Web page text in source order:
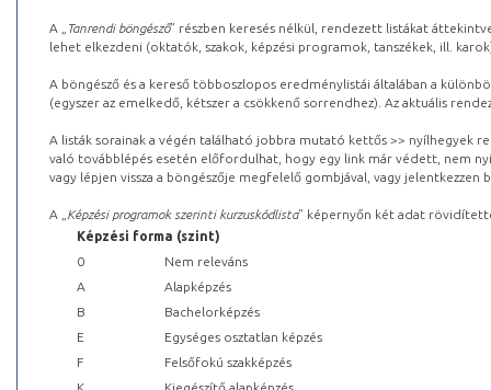
A „ Tanrendi böngésző” részben keresés nélkül, rendezett listákat
lehet elkezdeni (oktatók, szakok, képzési programok, tanszékek, ill.
A böngésző és a kereső többoszlopos eredménylistái általában a
(egyszer az emelkedő, kétszer a csökkenő sorrendhez). Az aktuális
A listák sorainak a végén található jobbra mutató kettős >> nyílhegyek
való továbblépés esetén előfordulhat, hogy egy link már védett, nem
vagy lépjen vissza a böngészője megfelelő gombjával, vagy
A „ Képzési programok szerinti kurzuskódlista” képernyőn két adat
Képzési forma (szint)
0
Nem releváns
A
Alapképzés
B
Bachelorképzés
E
Egységes osztatlan képzés
F
Felsőfokú szakképzés